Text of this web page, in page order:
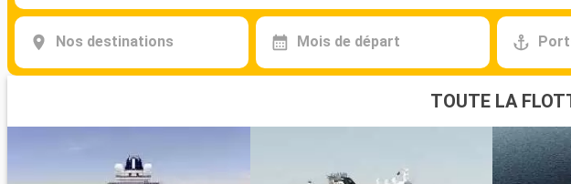
Nos destinations Mois de départ
TOUTE LA